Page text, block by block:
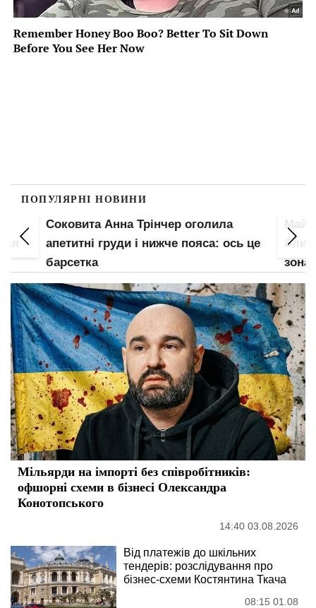
ПОПУЛЯРНІ НОВИНИ
Соковита Анна Трінчер оголила
апетитні груди і нижче пояса: ось це
барсетка
зона
Мільярди на імпорті без співробітників:
офшорні схеми в бізнесі Олександра
Конотопського
14:40 03.08.2026
Від платежів до шкільних
тендерів: розслідування про
бізнес-схеми Костянтина Ткача
08:15 01.08